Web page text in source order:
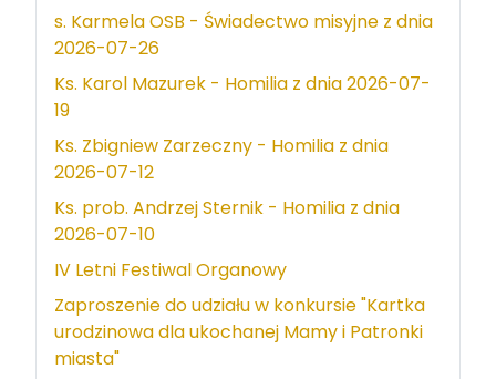
s. Karmela OSB - Świadectwo misyjne z dnia
2026-07-26
Ks. Karol Mazurek - Homilia z dnia 2026-07-
19
Ks. Zbigniew Zarzeczny - Homilia z dnia
2026-07-12
Ks. prob. Andrzej Sternik - Homilia z dnia
2026-07-10
IV Letni Festiwal Organowy
Zaproszenie do udziału w konkursie "Kartka
urodzinowa dla ukochanej Mamy i Patronki
miasta"